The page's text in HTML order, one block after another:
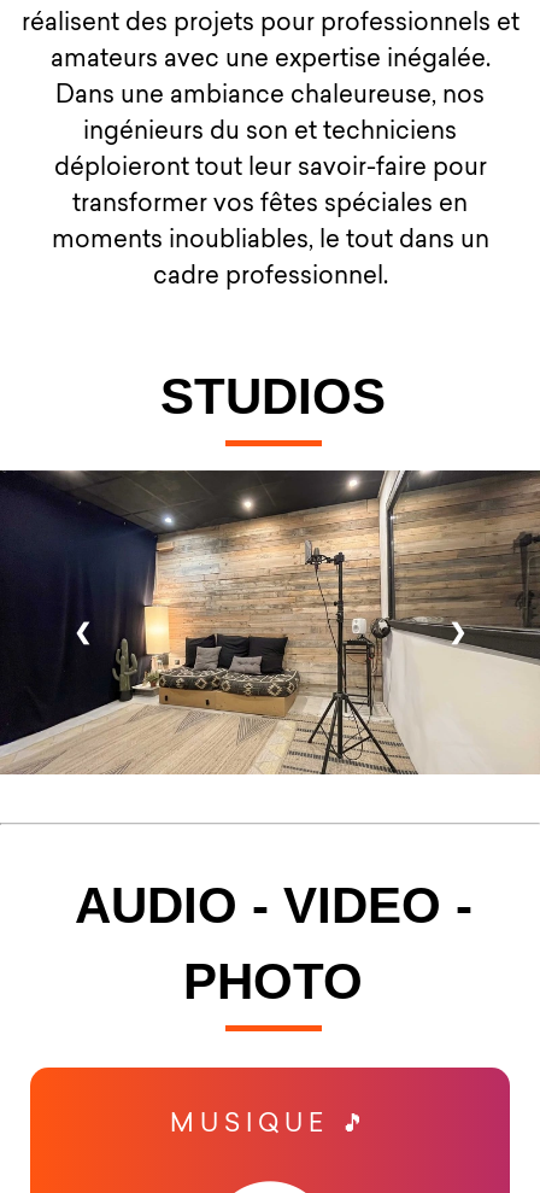
réalisent des projets pour professionnels et
amateurs avec une expertise inégalée.
Dans une ambiance chaleureuse, nos
ingénieurs du son et techniciens
déploieront tout leur savoir-faire pour
transformer vos fêtes spéciales en
moments inoubliables, le tout dans un
cadre professionnel.
STUDIOS
❮ ❯
AUDIO - VIDEO -
PHOTO
MUSIQUE 🎵